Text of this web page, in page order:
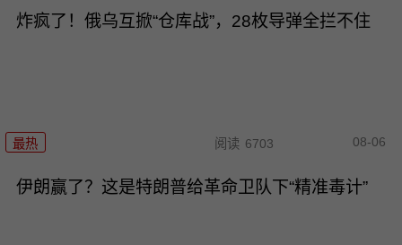
炸疯了！俄乌互掀“仓库战”，28枚导弹全拦不住
最热 阅读 6703 08-06
伊朗赢了？这是特朗普给革命卫队下“精准毒计”